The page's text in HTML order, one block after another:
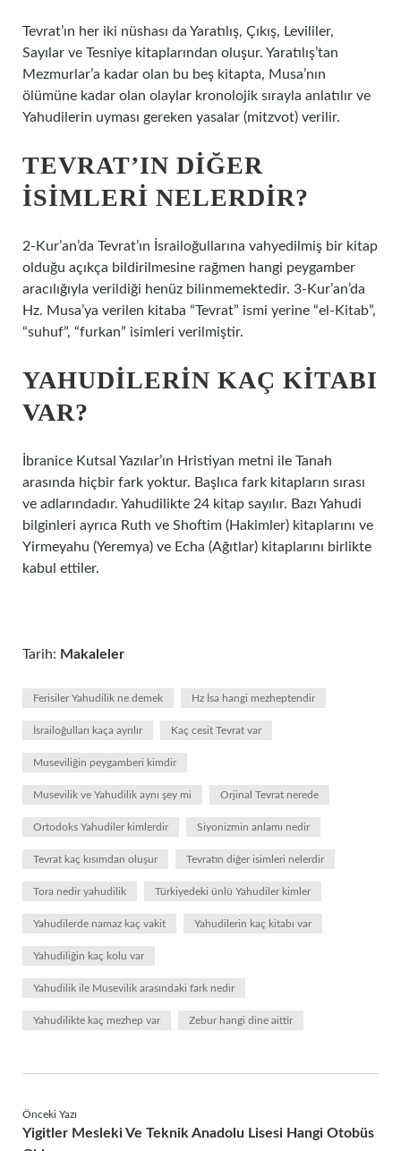
Tevrat’ın her iki nüshası da Yaratılış, Çıkış, Levililer,
Sayılar ve Tesniye kitaplarından oluşur. Yaratılış’tan
Mezmurlar’a kadar olan bu beş kitapta, Musa’nın
ölümüne kadar olan olaylar kronolojik sırayla anlatılır ve
Yahudilerin uyması gereken yasalar (mitzvot) verilir.
TEVRAT’IN DIĞER
ISIMLERI NELERDIR?
2-Kur’an’da Tevrat’ın İsrailoğullarına vahyedilmiş bir kitap
olduğu açıkça bildirilmesine rağmen hangi peygamber
aracılığıyla verildiği henüz bilinmemektedir. 3-Kur’an’da
Hz. Musa’ya verilen kitaba “Tevrat” ismi yerine “el-Kitab”,
“suhuf”, “furkan” isimleri verilmiştir.
YAHUDILERIN KAÇ KITABI
VAR?
İbranice Kutsal Yazılar’ın Hristiyan metni ile Tanah
arasında hiçbir fark yoktur. Başlıca fark kitapların sırası
ve adlarındadır. Yahudilikte 24 kitap sayılır. Bazı Yahudi
bilginleri ayrıca Ruth ve Shoftim (Hakimler) kitaplarını ve
Yirmeyahu (Yeremya) ve Echa (Ağıtlar) kitaplarını birlikte
kabul ettiler.
Tarih: Makaleler
Ferisiler Yahudilik ne demek Hz İsa hangi mezheptendir
İsrailoğulları kaça ayrılır Kaç cesit Tevrat var
Museviliğin peygamberi kimdir
Musevilik ve Yahudilik aynı şey mi Orjinal Tevrat nerede
Ortodoks Yahudiler kimlerdir Siyonizmin anlamı nedir
Tevrat kaç kısımdan oluşur Tevratın diğer isimleri nelerdir
Tora nedir yahudilik Türkiyedeki ünlü Yahudiler kimler
Yahudilerde namaz kaç vakit Yahudilerin kaç kitabı var
Yahudiliğin kaç kolu var
Yahudilik ile Musevilik arasındaki fark nedir
Yahudilikte kaç mezhep var Zebur hangi dine aittir
Önceki Yazı
Yigitler Mesleki Ve Teknik Anadolu Lisesi Hangi Otobüs